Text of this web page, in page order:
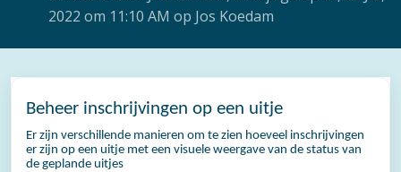
2022 om 11:10 AM op Jos Koedam
Beheer inschrijvingen op een uitje
Er zijn verschillende manieren om te zien hoeveel inschrijvingen
er zijn op een uitje met een visuele weergave van de status van
de geplande uitjes